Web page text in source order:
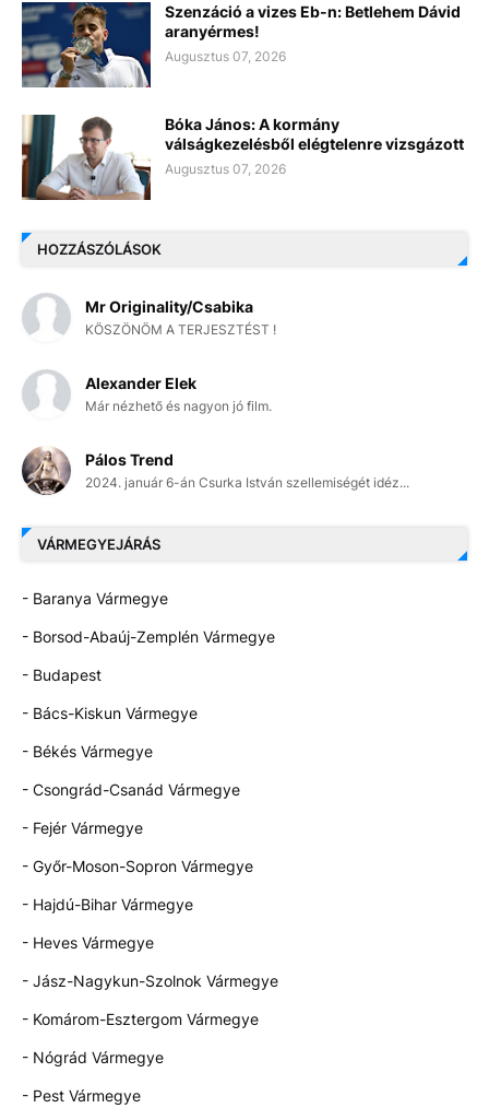
Szenzáció a vizes Eb-n: Betlehem Dávid
aranyérmes!
Augusztus 07, 2026
Bóka János: A kormány
válságkezelésből elégtelenre vizsgázott
Augusztus 07, 2026
HOZZÁSZÓLÁSOK
Mr Originality/Csabika
KÖSZÖNÖM A TERJESZTÉST !
Alexander Elek
Már nézhető és nagyon jó film.
Pálos Trend
2024. január 6-án Csurka István szellemiségét idéz...
VÁRMEGYEJÁRÁS
- Baranya Vármegye
- Borsod-Abaúj-Zemplén Vármegye
- Budapest
- Bács-Kiskun Vármegye
- Békés Vármegye
- Csongrád-Csanád Vármegye
- Fejér Vármegye
- Győr-Moson-Sopron Vármegye
- Hajdú-Bihar Vármegye
- Heves Vármegye
- Jász-Nagykun-Szolnok Vármegye
- Komárom-Esztergom Vármegye
- Nógrád Vármegye
- Pest Vármegye